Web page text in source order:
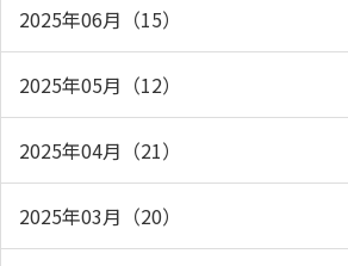
2025年06月（15）
2025年05月（12）
2025年04月（21）
2025年03月（20）